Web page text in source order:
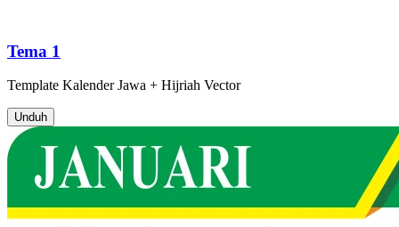
Tema 1
Template Kalender Jawa + Hijriah Vector
Unduh